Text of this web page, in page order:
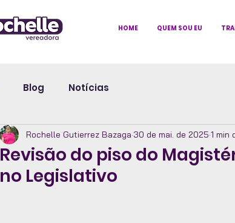
HOME QUEM SOU EU
Blog Notícias
Revisão do piso do
no Legislativo
Rochelle Gutierrez Bazaga 30 de mai. de 2025 1 min